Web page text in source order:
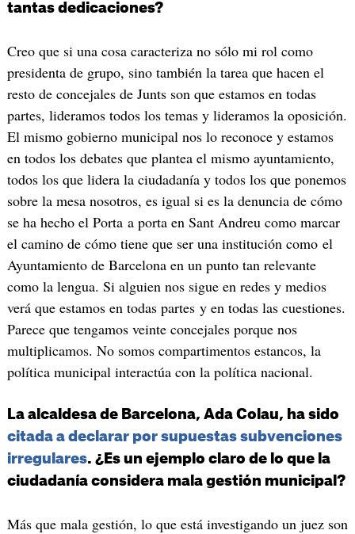
tantas dedicaciones?
Creo que si una cosa caracteriza no sólo mi rol como
presidenta de grupo, sino también la tarea que hacen el
resto de concejales de Junts son que estamos en todas
partes, lideramos todos los temas y lideramos la oposición.
El mismo gobierno municipal nos lo reconoce y estamos
en todos los debates que plantea el mismo ayuntamiento,
todos los que lidera la ciudadanía y todos los que ponemos
sobre la mesa nosotros, es igual si es la denuncia de cómo
se ha hecho el Porta a porta en Sant Andreu como marcar
el camino de cómo tiene que ser una institución como el
Ayuntamiento de Barcelona en un punto tan relevante
como la lengua. Si alguien nos sigue en redes y medios
verá que estamos en todas partes y en todas las cuestiones.
Parece que tengamos veinte concejales porque nos
multiplicamos. No somos compartimentos estancos, la
política municipal interactúa con la política nacional.
La alcaldesa de Barcelona, Ada Colau, ha sido
citada a declarar por supuestas subvenciones
irregulares. ¿Es un ejemplo claro de lo que la
ciudadanía considera mala gestión municipal?
Más que mala gestión, lo que está investigando un juez son